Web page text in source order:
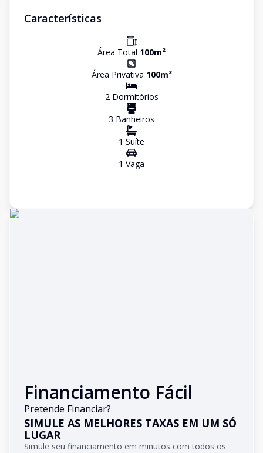
Características
Área Total 100m²
Área Privativa 100m²
2Dormitórios
3 Banheiros
1 Suíte
1 Vaga
Financiamento Fácil
Pretende Financiar?
SIMULE AS MELHORES TAXAS EM UM SÓ
LUGAR
Simule seu financiamento em minutos com todos os